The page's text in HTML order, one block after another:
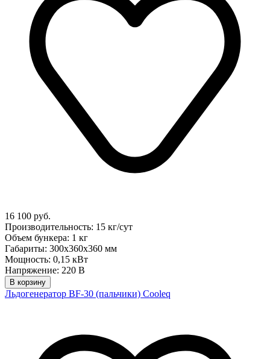
16 100 руб.
Производительность: 15 кг/сут
Объем бункера: 1 кг
Габариты: 300х360х360 мм
Мощность: 0,15 кВт
Напряжение: 220 В
В корзину
Льдогенератор BF-30 (пальчики) Cooleq